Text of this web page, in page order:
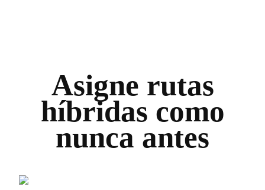
Asigne rutas
híbridas como
nunca antes